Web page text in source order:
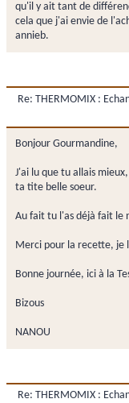
qu'il y ait tant de
cela que j'ai envie de
annieb.
Re: THERMOMIX :
Bonjour Gourmandine,
J'ai lu que tu allais
ta tite belle soeur.
Au fait tu l'as déjà fait le
Merci pour la recette, je
Bonne journée, ici à la
Bizous
NANOU
Re: THERMOMIX :